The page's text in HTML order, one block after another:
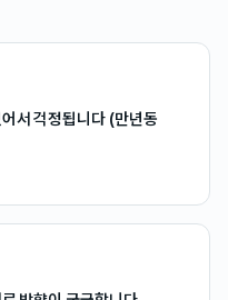
서 걱정됩니다 (만년동